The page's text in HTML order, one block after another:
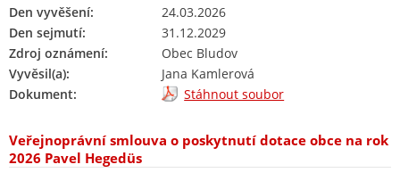
Den vyvěšení:
24.03.2026
Den sejmutí:
31.12.2029
Zdroj oznámení:
Obec Bludov
Vyvěsil(a):
Jana Kamlerová
Dokument:
Stáhnout soubor
Veřejnoprávní smlouva o poskytnutí dotace obce na rok
2026 Pavel Hegedüs